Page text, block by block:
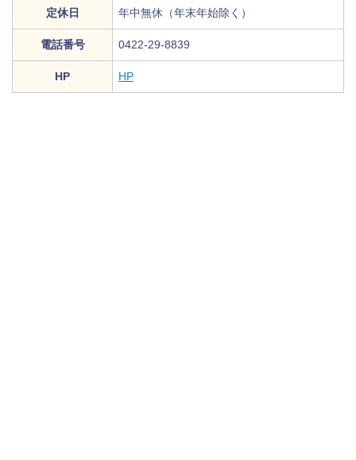
定休日 年中無休（年末年始除く）
電話番号 0422-29-8839
HP HP